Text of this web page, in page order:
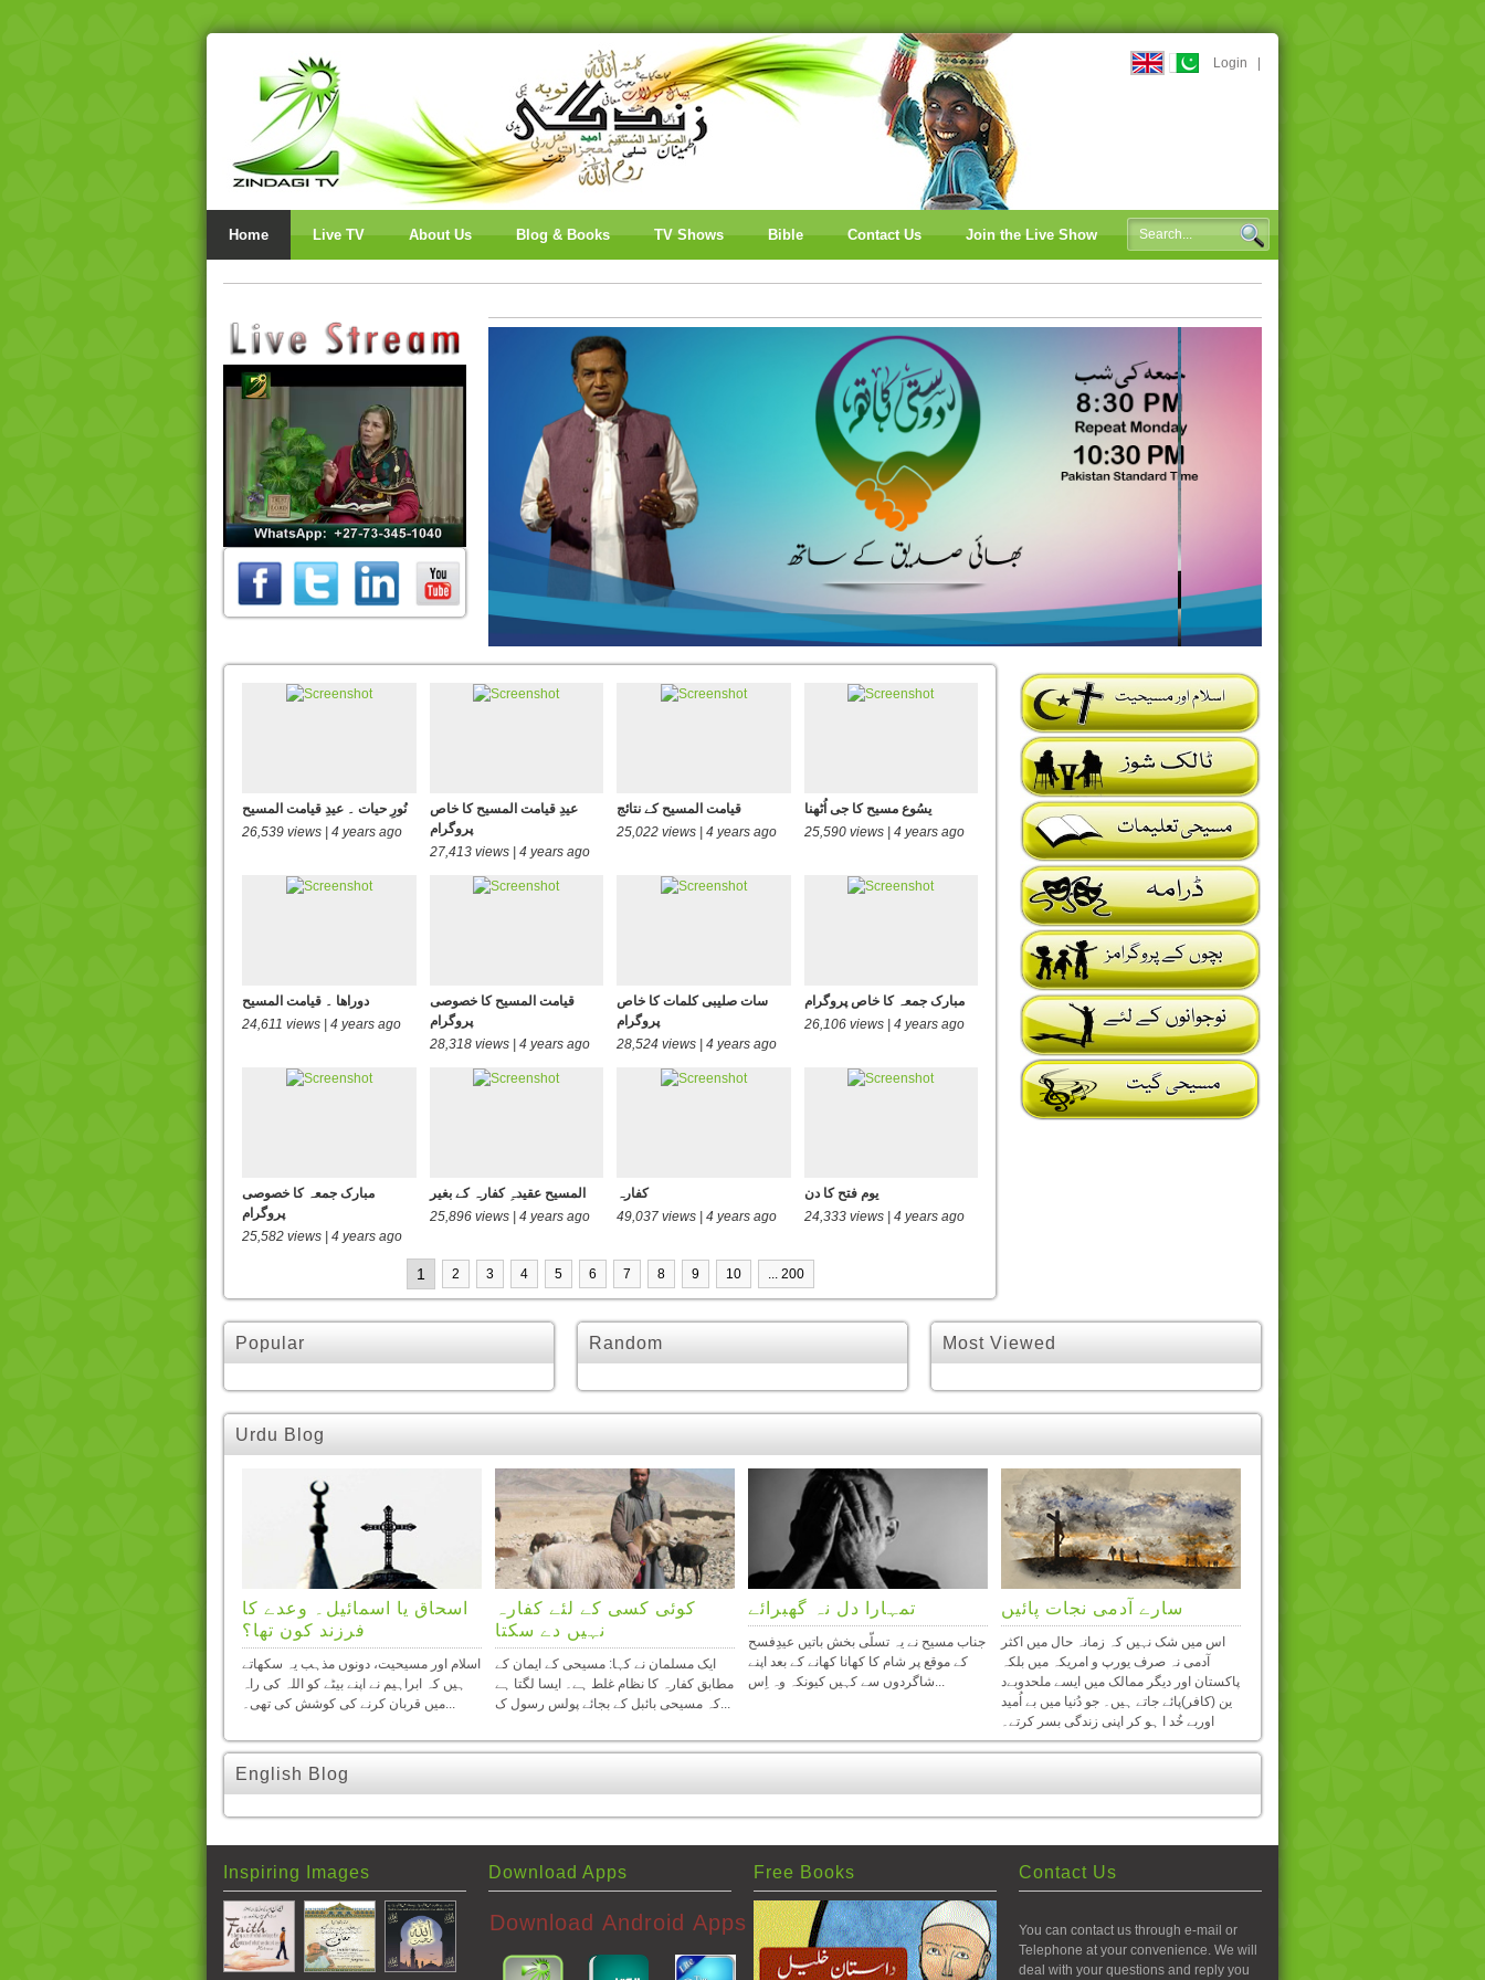
Login
Home Live TV About Us Blog & Books TV Shows Bible Contact Us Join the Live Show
0
seconds
Volume
0%
نُورِ حیات ۔ عیدِ قیامت المسیح
26,539 views | 4 years ago
عیدِ قیامت المسیح کا خاص
پروگرام
27,413 views | 4 years ago
قیامت المسیح کے نتائج
25,022 views | 4 years ago
یسُوع مسیح کا جی اُٹھنا
25,590 views | 4 years ago
دوراھا ۔ قیامت المسیح
24,611 views | 4 years ago
قیامت المسیح کا خصوصی
پروگرام
28,318 views | 4 years ago
سات صلیبی کلمات کا خاص
پروگرام
28,524 views | 4 years ago
مبارک جمعہ کا خاص پروگرام
26,106 views | 4 years ago
مبارک جمعہ کا خصوصی
پروگرام
25,582 views | 4 years ago
المسیح عقیدہِ کفارہ کے بغیر
25,896 views | 4 years ago
کفارہ
49,037 views | 4 years ago
یوم فتح کا دن
24,333 views | 4 years ago
1 2 3 4 5 6 7 8 9 10 ... 200
Popular Random Most Viewed
Urdu Blog
اسحاق یا اسمائیل۔ وعدے کا
فرزند کون تھا؟
اسلام اور مسیحیت، دونوں مذہب یہ سکھاتے
ہیں کہ ابراہیم نے اپنے بیٹے کو اللہ کی راہ
کوئی کسی کے لئے کفارہ
نہیں دے سکتا
ایک مسلمان نے کہا: مسیحی کے ایمان کے
مطابق کفارہ کا نظام غلط ہے۔ ایسا لگتا ہے
تمہارا دل نہ گھبرائے
جناب مسیح نے يہ تسلّی بخش باتيں عيدِفسح
کے موقع پر شام کا کھانا کھانے کے بعد اپنے
سارے آدمی نجات پائیں
اس میں شک نہیں کہ زمانہ حال میں اکثر
آدمی نہ صرف یورپ و امریکہ میں بلکہ
پاکستان اور دیگر ممالک میں ایسے ملحدوبےد
ین (کافر)پائے جاتے ہیں۔ جو دُنیا میں بے اُمید
اوربے خُد ا ہو کر اپنی زندگی بسر کرتے۔
قريب يکساں۔اور ايک ہی مطلب اُن سے
English Blog
Inspiring Images Download Apps
Download Android Apps
Free Books Contact Us
You can contact us through e-mail or
Telephone at your convenience. We will
deal with your questions and reply you